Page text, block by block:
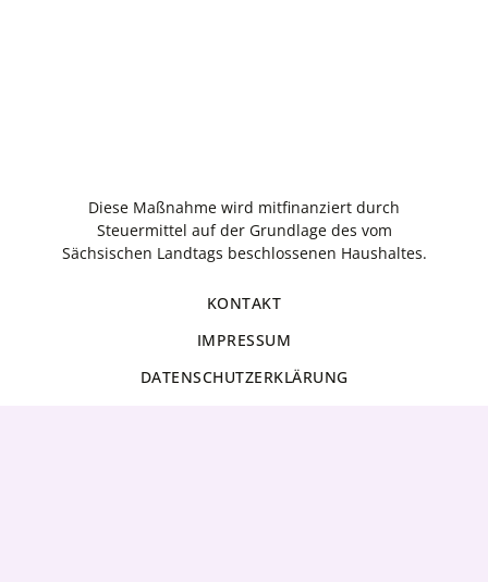
Diese Maßnahme wird mitfinanziert durch
Steuermittel auf der Grundlage des vom
Sächsischen Landtags beschlossenen Haushaltes.
KONTAKT
IMPRESSUM
DATENSCHUTZERKLÄRUNG